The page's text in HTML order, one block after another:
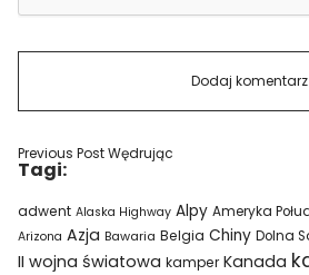
Previous PostWędrując
Tagi:
adwent Alaska Highway Alpy Ameryka
Arizona Azja Bawaria Belgia Chiny Dolna
II wojna światowa kamper Kanada